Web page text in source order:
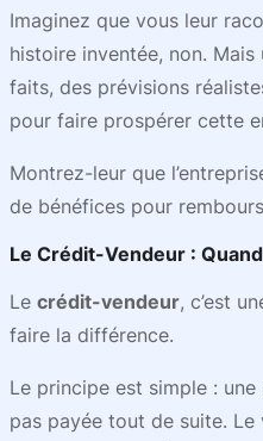
Imaginez que vous leur
histoire inventée, non.
faits, des prévisions
pour faire prospérer cette
Montrez-leur que
de bénéfices pour
Le Crédit-Vendeur :
Le crédit-vendeur, c’est
faire la différence.
Le principe est simple :
pas payée tout de suite. Le